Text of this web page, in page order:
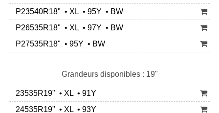
P23540R18" • XL • 95Y • BW
P26535R18" • XL • 97Y • BW
P27535R18" • 95Y • BW
Grandeurs disponibles : 19"
23535R19" • XL • 91Y
24535R19" • XL • 93Y